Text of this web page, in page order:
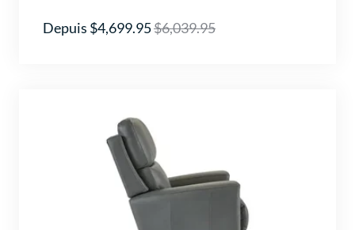
Depuis $4,699.95$6,039.95